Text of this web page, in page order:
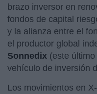
brazo inversor en
fondos de capital
y la alianza entre el
el productor global
Sonnedix (este último
vehículo de inversión
Los movimientos en